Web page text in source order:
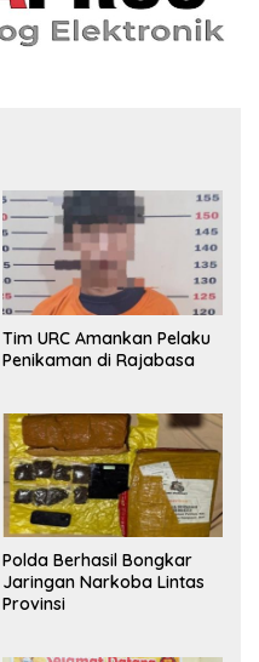
Tim URC Amankan Pelaku
Penikaman di Rajabasa
Polda Berhasil Bongkar
Jaringan Narkoba Lintas
Provinsi